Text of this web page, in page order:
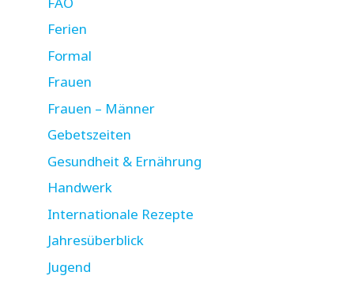
Ferien
Formal
Frauen
Frauen – Männer
Gebetszeiten
Gesundheit & Ernährung
Handwerk
Internationale Rezepte
Jahresüberblick
Jugend